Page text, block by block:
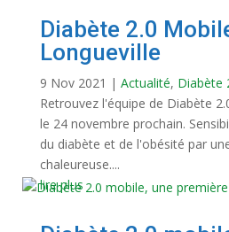
Diabète 2.0
Longueville
9 Nov 2021 | Actualité, Diabète
Retrouvez l'équipe de Diabète
le 24 novembre prochain.
du diabète et de l'obésité par
chaleureuse....
lire plus